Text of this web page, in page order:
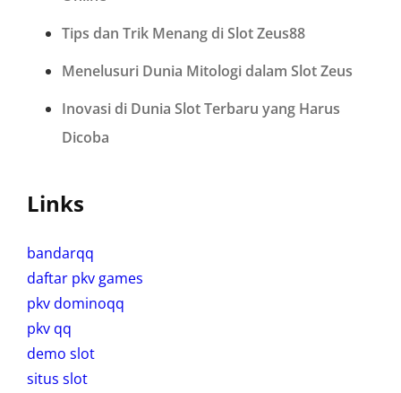
Tips dan Trik Menang di Slot Zeus88
Menelusuri Dunia Mitologi dalam Slot Zeus
Inovasi di Dunia Slot Terbaru yang Harus
Dicoba
Links
bandarqq
daftar pkv games
pkv dominoqq
pkv qq
demo slot
situs slot